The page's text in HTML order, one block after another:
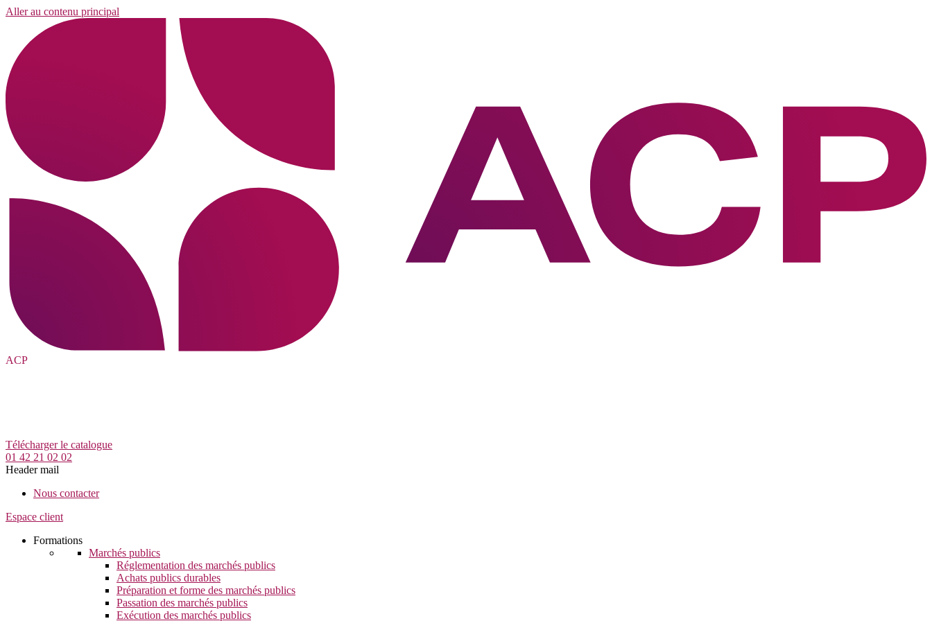
Aller au contenu principal
ACP
Télécharger le catalogue
01 42 21 02 02
Header mail
Nous contacter
Espace client
Formations
Marchés publics
Réglementation des marchés publics
Achats publics durables
Préparation et forme des marchés publics
Passation des marchés publics
Exécution des marchés publics